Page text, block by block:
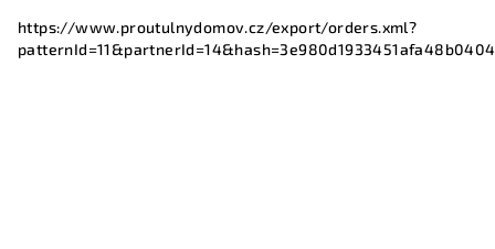
https://www.proutulnydomov.cz/export/orders.xml?